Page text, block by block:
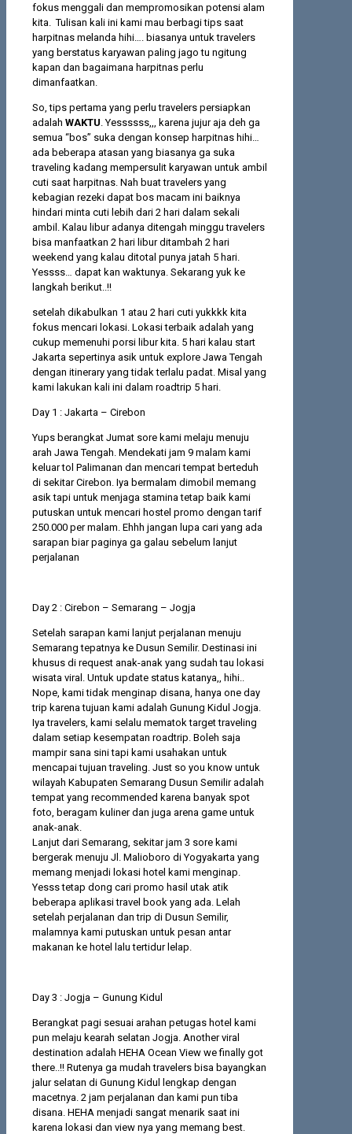
fokus menggali dan mempromosikan potensi alam
kita. Tulisan kali ini kami mau berbagi tips saat
harpitnas melanda hihi…. biasanya untuk travelers
yang berstatus karyawan paling jago tu ngitung
kapan dan bagaimana harpitnas perlu
dimanfaatkan.
So, tips pertama yang perlu travelers persiapkan
adalah WAKTU . Yessssss,,, karena jujur aja deh ga
semua “bos” suka dengan konsep harpitnas hihi…
ada beberapa atasan yang biasanya ga suka
traveling kadang mempersulit karyawan untuk ambil
cuti saat harpitnas. Nah buat travelers yang
kebagian rezeki dapat bos macam ini baiknya
hindari minta cuti lebih dari 2 hari dalam sekali
ambil. Kalau libur adanya ditengah minggu travelers
bisa manfaatkan 2 hari libur ditambah 2 hari
weekend yang kalau ditotal punya jatah 5 hari.
Yessss… dapat kan waktunya. Sekarang yuk ke
langkah berikut..!!
setelah dikabulkan 1 atau 2 hari cuti yukkkk kita
fokus mencari lokasi. Lokasi terbaik adalah yang
cukup memenuhi porsi libur kita. 5 hari kalau start
Jakarta sepertinya asik untuk explore Jawa Tengah
dengan itinerary yang tidak terlalu padat. Misal yang
kami lakukan kali ini dalam roadtrip 5 hari.
Day 1 : Jakarta – Cirebon
Yups berangkat Jumat sore kami melaju menuju
arah Jawa Tengah. Mendekati jam 9 malam kami
keluar tol Palimanan dan mencari tempat berteduh
di sekitar Cirebon. Iya bermalam dimobil memang
asik tapi untuk menjaga stamina tetap baik kami
putuskan untuk mencari hostel promo dengan tarif
250.000 per malam. Ehhh jangan lupa cari yang ada
sarapan biar paginya ga galau sebelum lanjut
perjalanan
Day 2 : Cirebon – Semarang – Jogja
Setelah sarapan kami lanjut perjalanan menuju
Semarang tepatnya ke Dusun Semilir. Destinasi ini
khusus di request anak-anak yang sudah tau lokasi
wisata viral. Untuk update status katanya,, hihi..
Nope, kami tidak menginap disana, hanya one day
trip karena tujuan kami adalah Gunung Kidul Jogja.
Iya travelers, kami selalu mematok target traveling
dalam setiap kesempatan roadtrip. Boleh saja
mampir sana sini tapi kami usahakan untuk
mencapai tujuan traveling. Just so you know untuk
wilayah Kabupaten Semarang Dusun Semilir adalah
tempat yang recommended karena banyak spot
foto, beragam kuliner dan juga arena game untuk
anak-anak.
Lanjut dari Semarang, sekitar jam 3 sore kami
bergerak menuju Jl. Malioboro di Yogyakarta yang
memang menjadi lokasi hotel kami menginap.
Yesss tetap dong cari promo hasil utak atik
beberapa aplikasi travel book yang ada. Lelah
setelah perjalanan dan trip di Dusun Semilir,
malamnya kami putuskan untuk pesan antar
makanan ke hotel lalu tertidur lelap.
Day 3 : Jogja – Gunung Kidul
Berangkat pagi sesuai arahan petugas hotel kami
pun melaju kearah selatan Jogja. Another viral
destination adalah HEHA Ocean View we finally got
there..!! Rutenya ga mudah travelers bisa bayangkan
jalur selatan di Gunung Kidul lengkap dengan
macetnya. 2 jam perjalanan dan kami pun tiba
disana. HEHA menjadi sangat menarik saat ini
karena lokasi dan view nya yang memang best.